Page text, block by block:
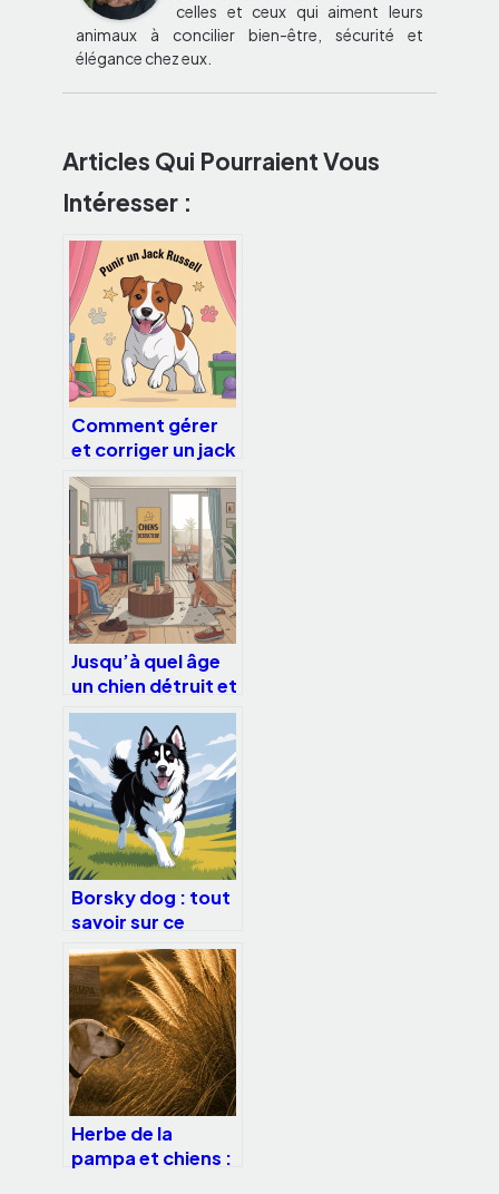
celles et ceux qui aiment leurs
animaux à concilier bien-être, sécurité et
élégance chez eux.
Articles Qui Pourraient Vous
Intéresser :
Comment gérer
et corriger un jack
russell sans le
punir inutilement
Jusqu’à quel âge
un chien détruit et
comment enrayer
ce
comportement
Borsky dog : tout
savoir sur ce
croisé border
collie husky
Herbe de la
pampa et chiens :